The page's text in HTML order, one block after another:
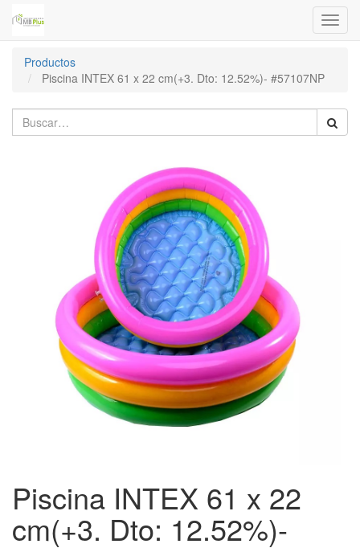
Menú
de
Productos
Piscina INTEX 61 x 22 cm(+3. Dto: 12.52%)- #57107NP
Piscina INTEX 61 x 22
cm(+3. Dto: 12.52%)-